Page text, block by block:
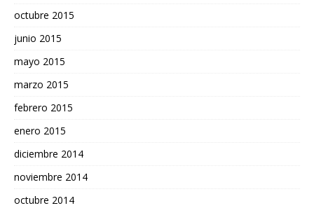
octubre 2015
junio 2015
mayo 2015
marzo 2015
febrero 2015
enero 2015
diciembre 2014
noviembre 2014
octubre 2014